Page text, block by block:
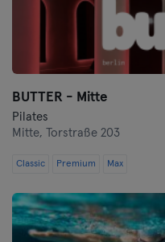
BUTTER - Mitte
Pilates
Mitte,
Torstraße 203
Classic Premium Max